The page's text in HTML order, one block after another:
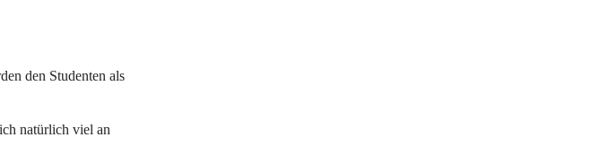
den Studenten als
natürlich viel an